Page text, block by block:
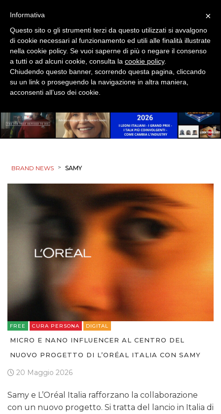
CSR
STRATEGIE
CINEMA
DIGITALE
ESTERNA
RADIO / AUDIO
DATI
RICERCHE
PREVISIONI/SCENARI
NORMATIVE
TREND
BRAND NEWS > SAMY
FREE CURA PERSONA DIGITAL
MICRO E NANO INFLUENCER AL CENTRO DEL
NUOVO PROGETTO DI L’ORÉAL ITALIA CON SAMY
20 Maggio 2026
Samy e L’Oréal Italia rafforzano la collaborazione
con un nuovo progetto. Si tratta del lancio in Italia di
×
Informativa
Questo sito o gli strumenti terzi da questo utilizzati si avvalgono
di cookie necessari al funzionamento ed utili alle finalità illustrate
nella cookie policy. Se vuoi saperne di più o negare il consenso
a tutti o ad alcuni cookie, consulta la cookie policy.
Chiudendo questo banner, scorrendo questa pagina, cliccando
su un link o proseguendo la navigazione in altra maniera,
acconsenti all’uso dei cookie.